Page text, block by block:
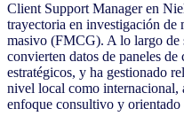
Client Support Manager en
trayectoria en investigación de
masivo (FMCG). A lo largo de
convierten datos de paneles
estratégicos, y ha gestionado
nivel local como internacional,
enfoque consultivo y orientado